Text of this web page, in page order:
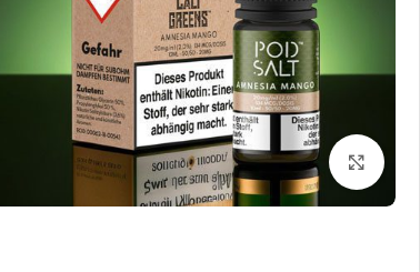
بزرگنمایی تصویر